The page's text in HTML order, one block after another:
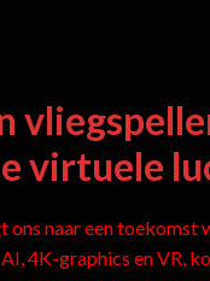
virtuele
naar een toekomst
4K-graphics en VR,